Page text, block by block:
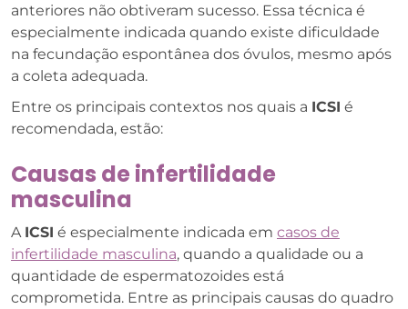
anteriores não obtiveram sucesso. Essa técnica é
especialmente indicada quando existe dificuldade
na fecundação espontânea dos óvulos, mesmo após
a coleta adequada.
Entre os principais contextos nos quais a ICSI é
recomendada, estão:
Causas de infertilidade
masculina
A ICSI é especialmente indicada em casos de
infertilidade masculina, quando a qualidade ou a
quantidade de espermatozoides está
comprometida. Entre as principais causas do quadro